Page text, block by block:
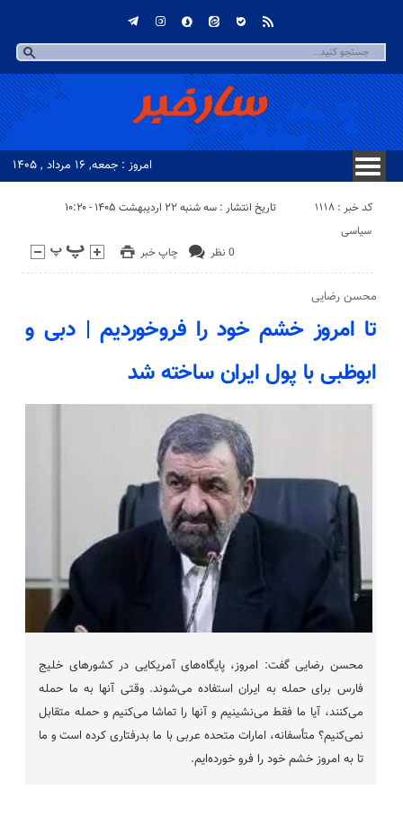
امروز : جمعه, ۱۶ مرداد , ۱۴۰۵
کد خبر : 1118 تاریخ انتشار : سه شنبه ۲۲ اردیبهشت ۱۴۰۵ - ۱۰:۲۰
چاپ خبر 0 نظر
سیاسی
محسن رضایی
تا امروز خشم خود را فروخوردیم | دبی و
ابوظبی با پول ایران ساخته شد
محسن رضایی گفت: امروز، پایگاه‌های آمریکایی در کشور‌های خلیج
فارس برای حمله به ایران استفاده می‌شوند. وقتی آنها به ما حمله
می‌کنند، آیا ما فقط می‌نشینیم و آنها را تماشا می‌کنیم و حمله متقابل
نمی‌کنیم؟ متأسفانه، امارات متحده عربی با ما بدرفتاری کرده است و ما
تا به امروز خشم خود را فرو خورده‌ایم.